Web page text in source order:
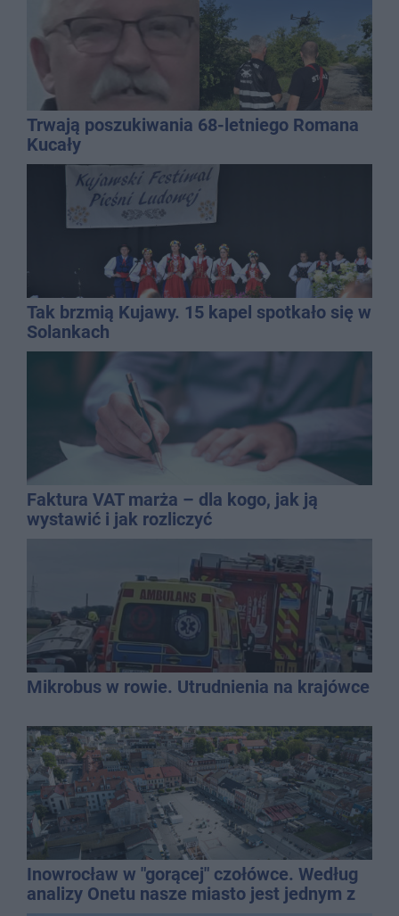
Trwają poszukiwania 68-letniego Romana
Kucały
Tak brzmią Kujawy. 15 kapel spotkało się w
Solankach
Faktura VAT marża – dla kogo, jak ją
wystawić i jak rozliczyć
Mikrobus w rowie. Utrudnienia na krajówce
Inowrocław w "gorącej" czołówce. Według
analizy Onetu nasze miasto jest jednym z